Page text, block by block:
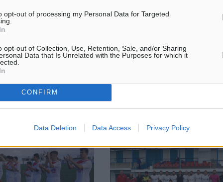
opt-out of processing my Personal Data for Targeted
opt-out of Collection, Use, Retention, Sale, and/or Sharing
Data that Is Unrelated with the Purposes for which it
CONFIRM
Data Deletion Data Access Privacy Policy
παιχνίδι του
όπου θα
από τον ΓΑΣ Ιάλυσος, ένα
τα προημιτελικά της
προκρίθηκε ο Ηρακλής
σκορ 3-0 της ΑΕΡΑ μέσα στο
Αφάντου στο εξ αναβολής
14ης αγωνιστικής του